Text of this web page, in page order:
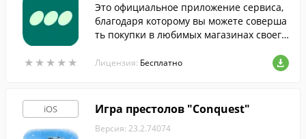
★ ★ ★ ★ ★
★ ★ ★ ★ ★
Это официальное приложение сервиса,
благодаря которому вы можете соверша
ть покупки в любимых магазинах своего
Лицензия: Бесплатно
iOS Игра престолов "Conquest"
Версия: 23.2.74074